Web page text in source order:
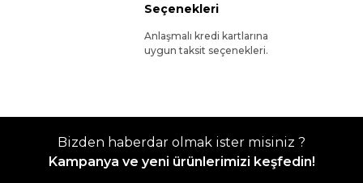
Seçenekleri
Anlaşmalı kredi kartlarına
uygun taksit seçenekleri.
Bizden haberdar olmak ister misiniz ?
Kampanya ve yeni ürünlerimizi keşfedin!